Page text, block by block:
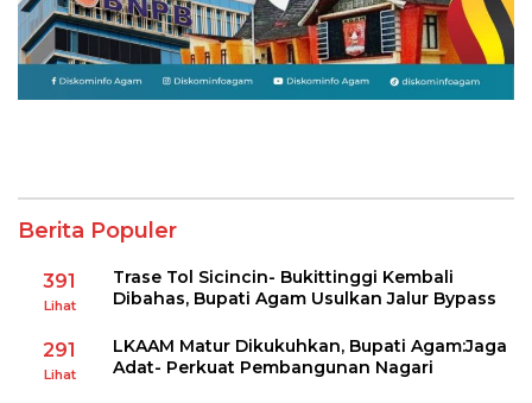
Berita Populer
391
Lihat
Trase Tol Sicincin- Bukittinggi Kembali
Dibahas, Bupati Agam Usulkan Jalur Bypass
291
Lihat
LKAAM Matur Dikukuhkan, Bupati Agam:Jaga
Adat- Perkuat Pembangunan Nagari